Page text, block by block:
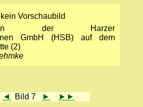
der Harzer
GmbH (HSB) auf dem
(2)
◄ Bild 7 ► ►►